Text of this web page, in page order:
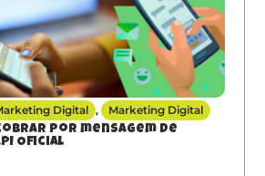
Digital , Marketing Digital
por mensagem de
Oficial